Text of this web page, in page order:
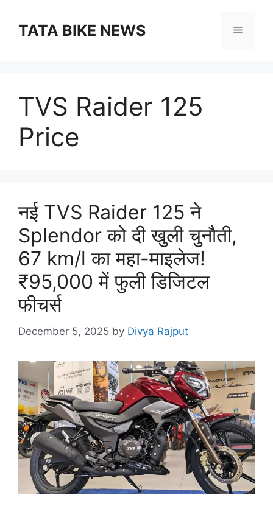
contentTATA BIKE NEWS Menu
TVS Raider 125
Price
नई TVS Raider 125 ने
Splendor को दी खुली चुनौती,
67 km/l का महा-माइलेज!
₹95,000 में फुली डिजिटल
फीचर्स
December 5, 2025 by Divya Rajput